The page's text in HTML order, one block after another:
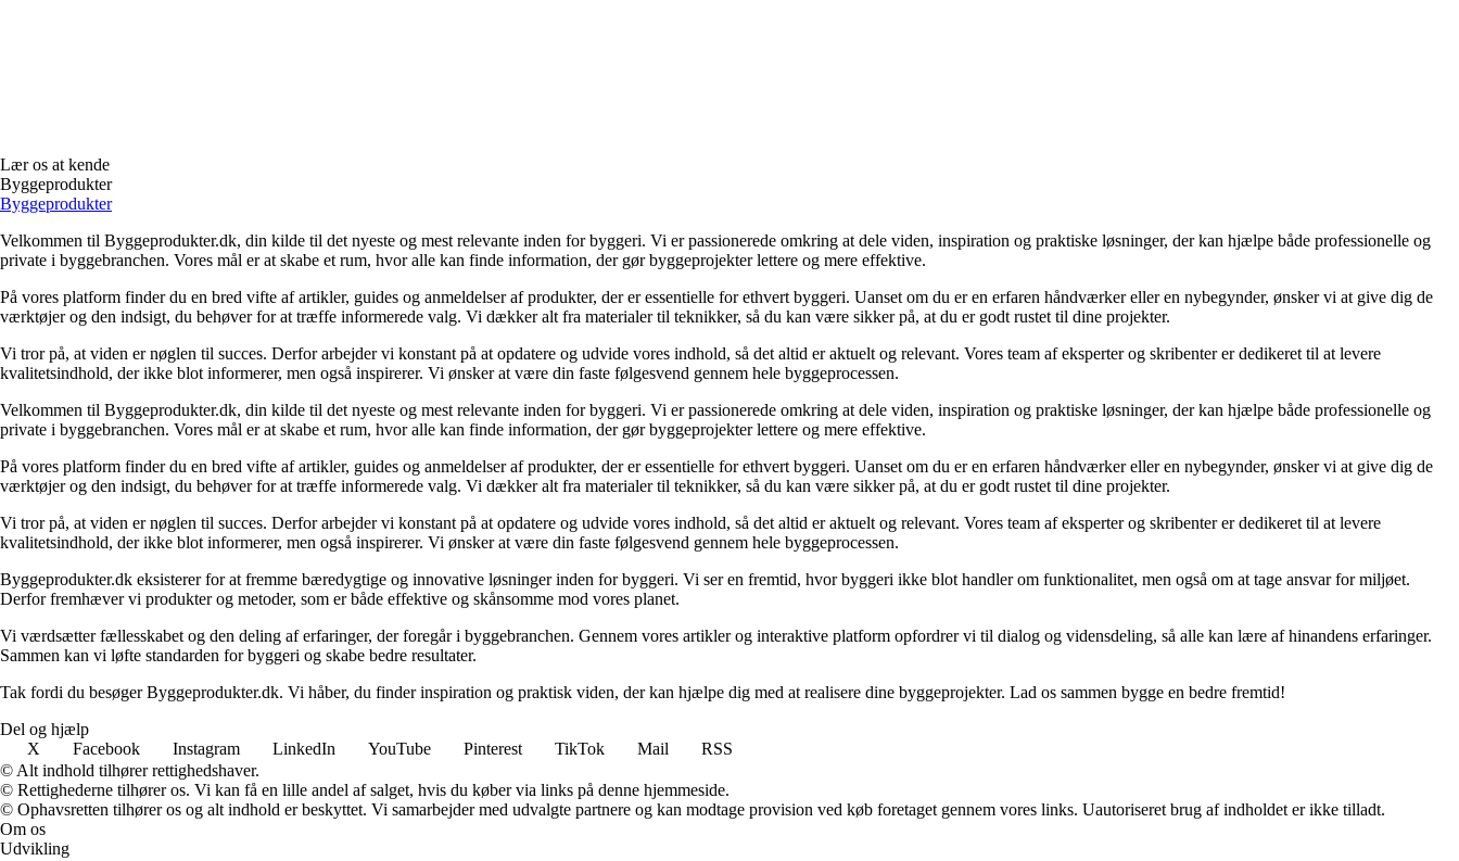
Lær os at kende
Byggeprodukter
Byggeprodukter
Velkommen til Byggeprodukter.dk, din kilde til det nyeste og mest relevante inden for byggeri. Vi er passionerede omkring at dele viden, inspiration og praktiske løsninger, der kan hjælpe både professionelle og
private i byggebranchen. Vores mål er at skabe et rum, hvor alle kan finde information, der gør byggeprojekter lettere og mere effektive.
På vores platform finder du en bred vifte af artikler, guides og anmeldelser af produkter, der er essentielle for ethvert byggeri. Uanset om du er en erfaren håndværker eller en nybegynder, ønsker vi at give dig de
værktøjer og den indsigt, du behøver for at træffe informerede valg. Vi dækker alt fra materialer til teknikker, så du kan være sikker på, at du er godt rustet til dine projekter.
Vi tror på, at viden er nøglen til succes. Derfor arbejder vi konstant på at opdatere og udvide vores indhold, så det altid er aktuelt og relevant. Vores team af eksperter og skribenter er dedikeret til at levere
kvalitetsindhold, der ikke blot informerer, men også inspirerer. Vi ønsker at være din faste følgesvend gennem hele byggeprocessen.
Velkommen til Byggeprodukter.dk, din kilde til det nyeste og mest relevante inden for byggeri. Vi er passionerede omkring at dele viden, inspiration og praktiske løsninger, der kan hjælpe både professionelle og
private i byggebranchen. Vores mål er at skabe et rum, hvor alle kan finde information, der gør byggeprojekter lettere og mere effektive.
På vores platform finder du en bred vifte af artikler, guides og anmeldelser af produkter, der er essentielle for ethvert byggeri. Uanset om du er en erfaren håndværker eller en nybegynder, ønsker vi at give dig de
værktøjer og den indsigt, du behøver for at træffe informerede valg. Vi dækker alt fra materialer til teknikker, så du kan være sikker på, at du er godt rustet til dine projekter.
Vi tror på, at viden er nøglen til succes. Derfor arbejder vi konstant på at opdatere og udvide vores indhold, så det altid er aktuelt og relevant. Vores team af eksperter og skribenter er dedikeret til at levere
kvalitetsindhold, der ikke blot informerer, men også inspirerer. Vi ønsker at være din faste følgesvend gennem hele byggeprocessen.
Byggeprodukter.dk eksisterer for at fremme bæredygtige og innovative løsninger inden for byggeri. Vi ser en fremtid, hvor byggeri ikke blot handler om funktionalitet, men også om at tage ansvar for miljøet.
Derfor fremhæver vi produkter og metoder, som er både effektive og skånsomme mod vores planet.
Vi værdsætter fællesskabet og den deling af erfaringer, der foregår i byggebranchen. Gennem vores artikler og interaktive platform opfordrer vi til dialog og vidensdeling, så alle kan lære af hinandens erfaringer.
Sammen kan vi løfte standarden for byggeri og skabe bedre resultater.
Tak fordi du besøger Byggeprodukter.dk. Vi håber, du finder inspiration og praktisk viden, der kan hjælpe dig med at realisere dine byggeprojekter. Lad os sammen bygge en bedre fremtid!
Del og hjælp
X
Facebook Instagram LinkedIn YouTube Pinterest TikTok Mail
RSS
© Alt indhold tilhører rettighedshaver.
© Rettighederne tilhører os. Vi kan få en lille andel af salget, hvis du køber via links på denne hjemmeside.
© Ophavsretten tilhører os og alt indhold er beskyttet. Vi samarbejder med udvalgte partnere og kan modtage provision ved køb foretaget gennem vores links. Uautoriseret brug af indholdet er ikke tilladt.
Om os
Udvikling